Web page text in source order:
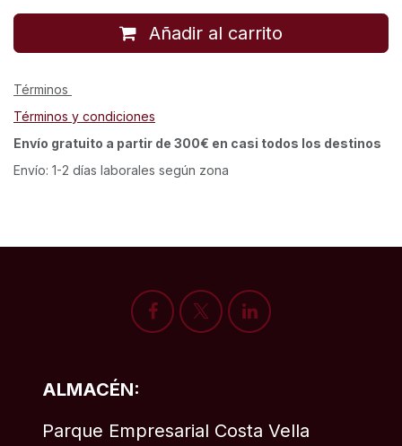
Añadir al carrito
Términos
Términos y condiciones
Envío gratuito a partir de 300€ en casi todos los destinos
Envío: 1-2 días laborales según zona
ALMACÉN:
Parque Empresarial Costa Vella